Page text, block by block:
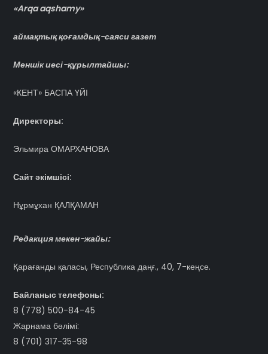
«Arqa aqshamy»
аймақтық қоғамдық-саяси газет
Меншік иесі-құрылтайшы:
«КЕНТ» БАСПА ҮЙІ
Директоры:
Эльмира ОМАРХАНОВА
Сайт әкімшісі:
Нұрмұхан ҚАЛҚАМАН
Редакция мекен-жайы:
Қарағанды қаласы, Республика даңғ., 40, 7-кеңсе.
Байланыс телефоны:
8 (778) 500-84-45
Жарнама бөлімі:
8 (701) 317-35-98